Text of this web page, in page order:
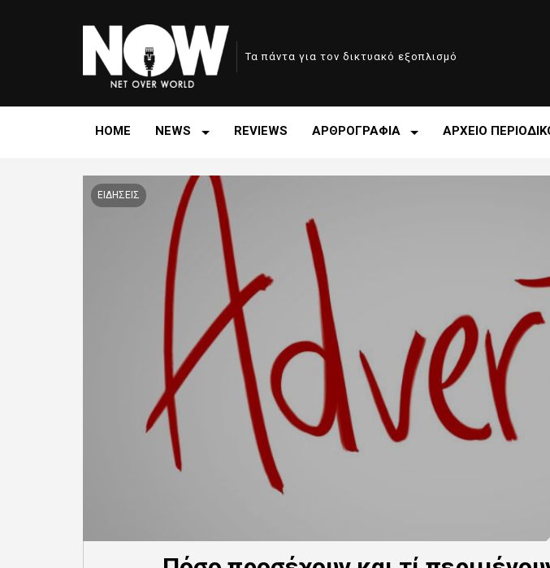
Τα πάντα για τον δικτυακό εξοπλισμό
HOME NEWS REVIEWS ΑΡΘΡΟΓΡΑΦΙΑ ΑΡΧΕΙΟ
ΕΙΔΗΣΕΙΣ